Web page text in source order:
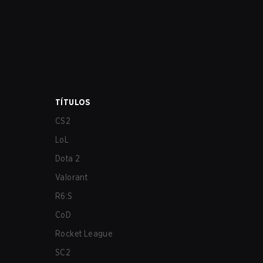
TÍTULOS
CS2
LoL
Dota 2
Valorant
R6:S
CoD
Rocket League
SC2